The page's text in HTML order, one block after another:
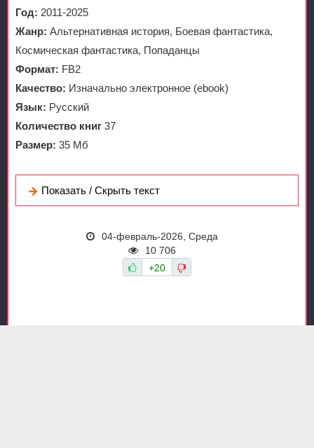
Год: 2011-2025
Жанр: Альтернативная история, Боевая фантастика,
Космическая фантастика, Попаданцы
Формат: FB2
Качество: Изначально электронное (ebook)
Язык: Русский
Количество книг 37
Размер: 35 Мб
Показать / Скрыть текст
04-февраль-2026, Среда
10 706
+20